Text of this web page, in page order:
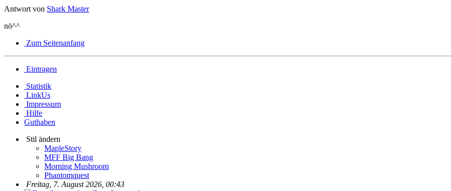
Antwort von Shark Master
nö^^
Zum Seitenanfang
Eintragen
Statistik
LinkUs
Impressum
Hilfe
Guthaben
Stil ändern
MapleStory
MFF Big Bang
Morning Mushroom
Phantomquest
Freitag, 7. August 2026, 00:43